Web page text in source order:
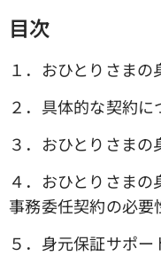
目次
１．おひとりさま
２．具体的な契約に
３．おひとりさま
４．おひとりさま
事務委任契約の必要
５．身元保証サポ